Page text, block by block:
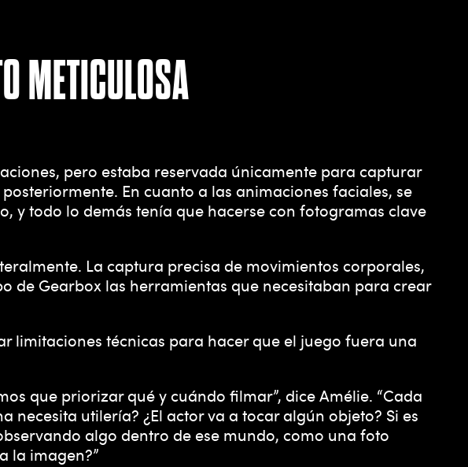
METICULOSA
pero estaba reservada únicamente para capturar
En cuanto a las animaciones faciales, se
y todo lo demás tenía que hacerse con fotogramas clave
La captura precisa de movimientos corporales,
de Gearbox las herramientas que necesitaban para crear
limitaciones técnicas para hacer que el juego fuera una
que priorizar qué y cuándo filmar”, dice Amélie. “Cada
necesita utilería? ¿El actor va a tocar algún objeto? Si es
algo dentro de ese mundo, como una foto
la imagen?”